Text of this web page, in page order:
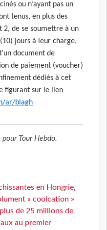
ou n’ayant pas un
tenus, en plus des
2, de se soumettre à un
jours à leur charge,
document de
de paiement (voucher)
dédiés à cet
figurant sur le lien
ar/blagh
pour Tour Hebdo.
en Hongrie,
« coolcation »
de 25 millions de
au premier